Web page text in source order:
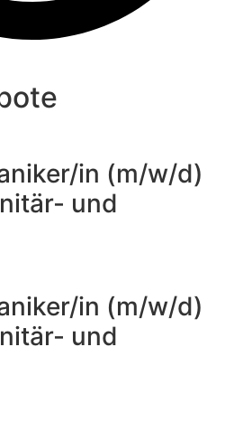
in (m/w/d)
und
in (m/w/d)
und